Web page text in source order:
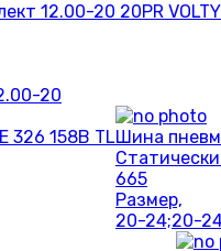
12.00-20 20PR
20
326 158B TLШина
665
Размер,
20-24;20-